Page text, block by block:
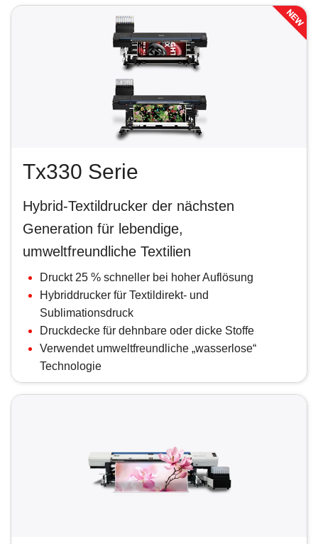
Tx330 Serie
Hybrid-Textildrucker der nächsten
Generation für lebendige,
umweltfreundliche Textilien
Druckt 25 % schneller bei hoher Auflösung
Hybriddrucker für Textildirekt- und
Sublimationsdruck
Druckdecke für dehnbare oder dicke Stoffe
Verwendet umweltfreundliche „wasserlose“
Technologie